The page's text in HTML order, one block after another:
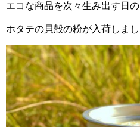
エコな商品を次々生み出す 日
ホタテの貝殻の粉が入荷しま